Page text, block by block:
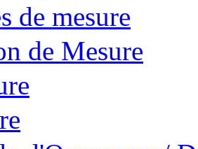
de mesure
de Mesure